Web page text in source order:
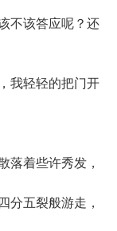
不该答应呢？还
我轻轻的把门开
着些许秀发，
分五裂般游走，